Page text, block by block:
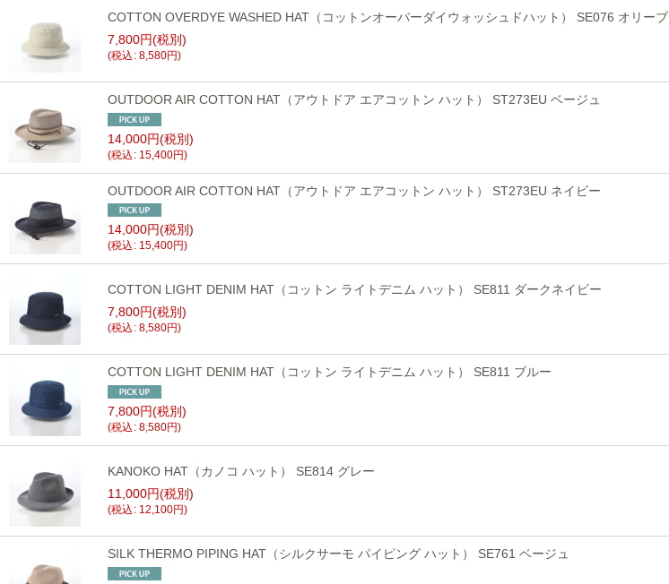
COTTON OVERDYE WASHED HAT（コットンオーバーダイウォッシュドハット） SE076 オリーブ
7,800円(税別)
(税込 : 8,580円)
OUTDOOR AIR COTTON HAT（アウトドア エアコットン ハット） ST273EU ベージュ
14,000円(税別)
(税込 : 15,400円)
OUTDOOR AIR COTTON HAT（アウトドア エアコットン ハット） ST273EU ネイビー
14,000円(税別)
(税込 : 15,400円)
COTTON LIGHT DENIM HAT（コットン ライトデニム ハット） SE811 ダークネイビー
7,800円(税別)
(税込 : 8,580円)
COTTON LIGHT DENIM HAT（コットン ライトデニム ハット） SE811 ブルー
7,800円(税別)
(税込 : 8,580円)
KANOKO HAT（カノコ ハット） SE814 グレー
11,000円(税別)
(税込 : 12,100円)
SILK THERMO PIPING HAT（シルクサーモ パイピング ハット） SE761 ベージュ